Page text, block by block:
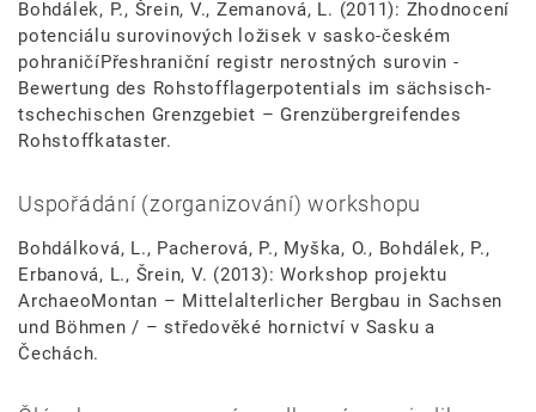
Bohdálek, P., Šrein, V., Zemanová, L. (2011): Zhodnocení
potenciálu surovinových ložisek v sasko-českém
pohraničíPřeshraniční registr nerostných surovin -
Bewertung des Rohstofflagerpotentials im sächsisch-
tschechischen Grenzgebiet – Grenzübergreifendes
Rohstoffkataster.
Uspořádání (zorganizování) workshopu
Bohdálková, L., Pacherová, P., Myška, O., Bohdálek, P.,
Erbanová, L., Šrein, V. (2013): Workshop projektu
ArchaeoMontan – Mittelalterlicher Bergbau in Sachsen
und Böhmen / – středověké hornictví v Sasku a
Čechách.